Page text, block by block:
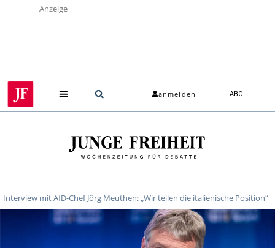
Anzeige
anmelden ABO
Interview mit AfD-Chef Jörg Meuthen: „Wir teilen die italienische Position“